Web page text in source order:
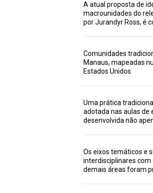
A atual proposta de
macrounidades do
por Jurandyr Ross, é
Comunidades
Manaus, mapeadas
Estados Unidos
Uma prática
adotada nas aulas de
desenvolvida não
Os eixos temáticos e
interdisciplinares
demais áreas foram